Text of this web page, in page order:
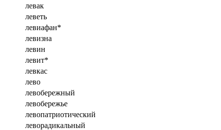
левак
леветь
левиафан*
левизна
левин
левит*
левкас
лево
левобережный
левобережье
левопатриотический
леворадикальный